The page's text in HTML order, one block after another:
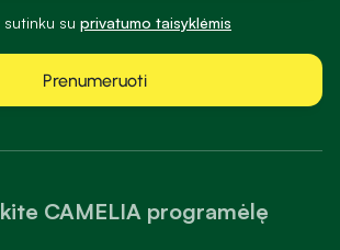
CAMELIA programėlę
sutinku su privatumo taisyklėmis
Prenumeruoti